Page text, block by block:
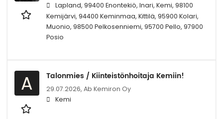
Lapland, 99400 Enontekiö, Inari, Kemi, 98100
Kemijärvi, 94400 Keminmaa, Kittilä, 95900 Kolari,
Muonio, 98500 Pelkosenniemi, 95700 Pello, 97900
Posio
A Talonmies / Kiinteistönhoitaja Kemiin!
29.07.2026, Ab Kemiron Oy
Kemi